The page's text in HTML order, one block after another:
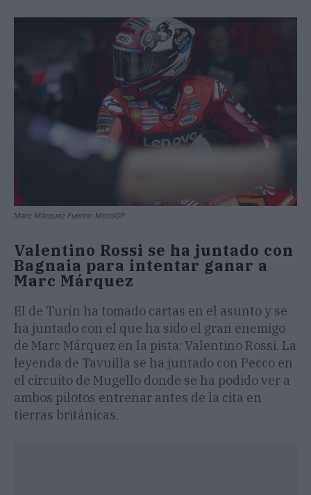
Marc Márquez Fuente: MotoGP
Valentino Rossi se ha juntado con
Bagnaia para intentar ganar a
Marc Márquez
El de Turín ha tomado cartas en el asunto y se
ha juntado con el que ha sido el gran enemigo
de Marc Márquez en la pista: Valentino Rossi. La
leyenda de Tavuilla se ha juntado con Pecco en
el circuito de Mugello donde se ha podido ver a
ambos pilotos entrenar antes de la cita en
tierras británicas.